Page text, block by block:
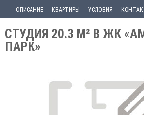
ОПИСАНИЕ КВАРТИРЫ УСЛОВИЯ
СТУДИЯ 20.3 М² В ЖК
ПАРК»